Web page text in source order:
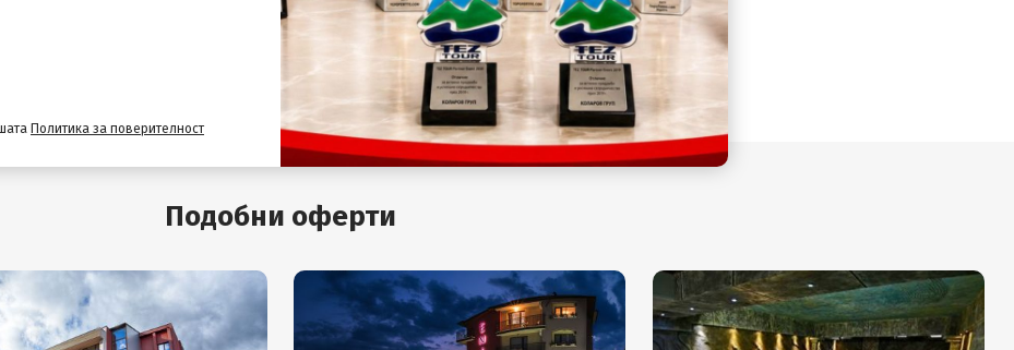
Подобни оферти
Политика за поверителност